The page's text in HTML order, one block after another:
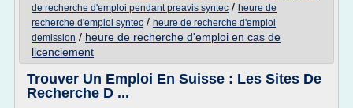
de recherche d'emploi pendant preavis syntec / heure de
recherche d'emploi syntec / heure de recherche d'emploi
demission / heure de recherche d'emploi en cas de
licenciement
Trouver Un Emploi En Suisse : Les Sites De
Recherche D ...